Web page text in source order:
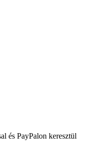
és PayPalon keresztül